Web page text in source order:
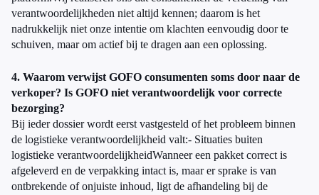
verantwoordelijkheden niet altijd kennen; daarom is het
nadrukkelijk niet onze intentie om klachten eenvoudig door te
schuiven, maar om actief bij te dragen aan een oplossing.
4. Waarom verwijst GOFO consumenten soms door naar de
verkoper? Is GOFO niet verantwoordelijk voor correcte
bezorging?
Bij ieder dossier wordt eerst vastgesteld of het probleem binnen
de logistieke verantwoordelijkheid valt:- Situaties buiten
logistieke verantwoordelijkheidWanneer een pakket correct is
afgeleverd en de verpakking intact is, maar er sprake is van
ontbrekende of onjuiste inhoud, ligt de afhandeling bij de